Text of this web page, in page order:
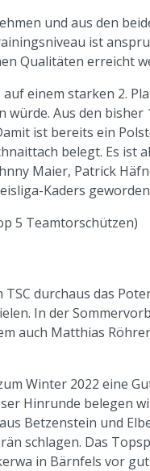
und aus den
ist
Qualitäten erreicht
einem starken 2.
Aus den bisher
ist bereits ein
belegt. Es ist
Maier, Patrick
Kaders
5 Teamtorschützen)
durchaus das
In der
auch Matthias
Winter 2022 eine
Hinrunde belegen
Betzenstein und
schlagen. Das
in Bärnfels vor